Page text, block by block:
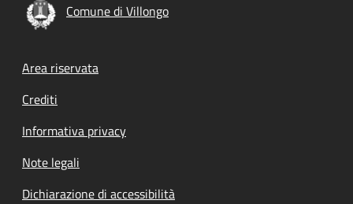
Comune di Villongo
Footer menu
Area riservata
Crediti
Informativa privacy
Note legali
Dichiarazione di accessibilità